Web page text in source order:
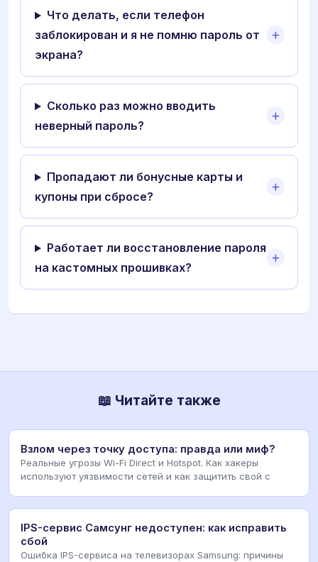
Что делать, если телефон
заблокирован и я не помню пароль от
экрана?
Сколько раз можно вводить
неверный пароль?
Пропадают ли бонусные карты и
купоны при сбросе?
Работает ли восстановление пароля
на кастомных прошивках?
📖 Читайте также
Взлом через точку доступа: правда или миф?
Реальные угрозы Wi-Fi Direct и Hotspot. Как хакеры
используют уязвимости сетей и как защитить свой с
IPS-сервис Самсунг недоступен: как исправить
сбой
Ошибка IPS-сервиса на телевизорах Samsung: причины